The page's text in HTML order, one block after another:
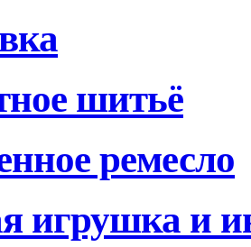
шитьё
ремесло
игрушка и